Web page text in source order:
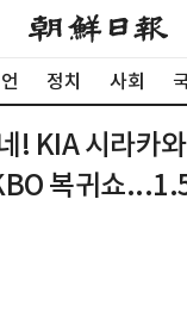
정치 사회
! KIA 시라카
복귀쇼